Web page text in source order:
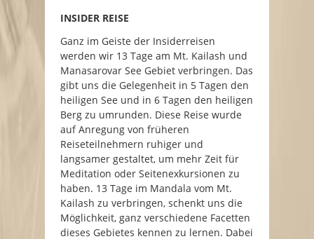
INSIDER REISE
Ganz im Geiste der Insiderreisen
werden wir 13 Tage am Mt. Kailash und
Manasarovar See Gebiet verbringen. Das
gibt uns die Gelegenheit in 5 Tagen den
heiligen See und in 6 Tagen den heiligen
Berg zu umrunden. Diese Reise wurde
auf Anregung von früheren
Reiseteilnehmern ruhiger und
langsamer gestaltet, um mehr Zeit für
Meditation oder Seitenexkursionen zu
haben. 13 Tage im Mandala vom Mt.
Kailash zu verbringen, schenkt uns die
Möglichkeit, ganz verschiedene Facetten
dieses Gebietes kennen zu lernen. Dabei